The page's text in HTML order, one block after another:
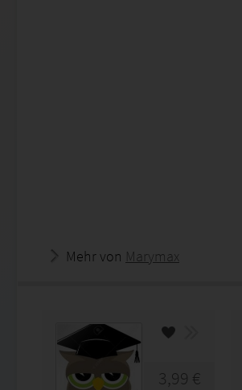
Mehr von Marymax
3,99 €